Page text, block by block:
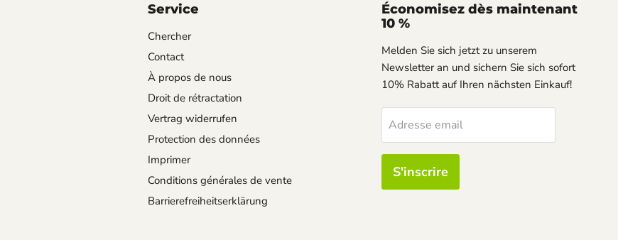
Service
Chercher
Contact
À propos de nous
Droit de rétractation
Vertrag widerrufen
Protection des données
Imprimer
Conditions générales de vente
Barrierefreiheitserklärung
Économisez dès maintenant
10 %
Melden Sie sich jetzt zu unserem
Newsletter an und sichern Sie sich sofort
10% Rabatt auf Ihren nächsten Einkauf!
Adresse email
S'inscrire